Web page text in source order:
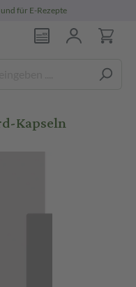
für E-Rezepte
Kapseln